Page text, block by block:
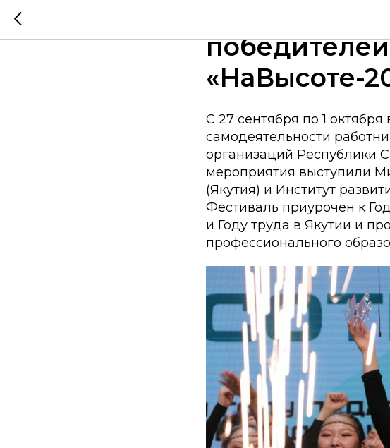
В Якутске
«НаВысоте-
С 27 сентября по 1
самодеятельности
организаций Республики
мероприятия выступили
(Якутия) и Институт
Фестиваль приурочен к
и Году труда в Якутии и
профессионального